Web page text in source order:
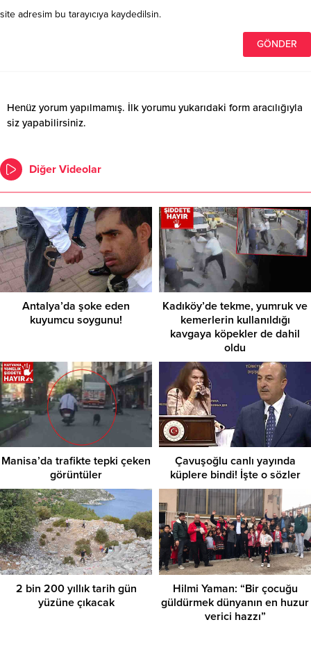
site adresim bu tarayıcıya kaydedilsin.
Henüz yorum yapılmamış. İlk yorumu yukarıdaki form aracılığıyla
siz yapabilirsiniz.
Diğer Videolar
Antalya’da şoke eden
kuyumcu soygunu!
Kadıköy’de tekme, yumruk ve
kemerlerin kullanıldığı
kavgaya köpekler de dahil
oldu
Manisa’da trafikte tepki çeken
görüntüler
Çavuşoğlu canlı yayında
küplere bindi! İşte o sözler
2 bin 200 yıllık tarih gün
yüzüne çıkacak
Hilmi Yaman: “Bir çocuğu
güldürmek dünyanın en huzur
verici hazzı”